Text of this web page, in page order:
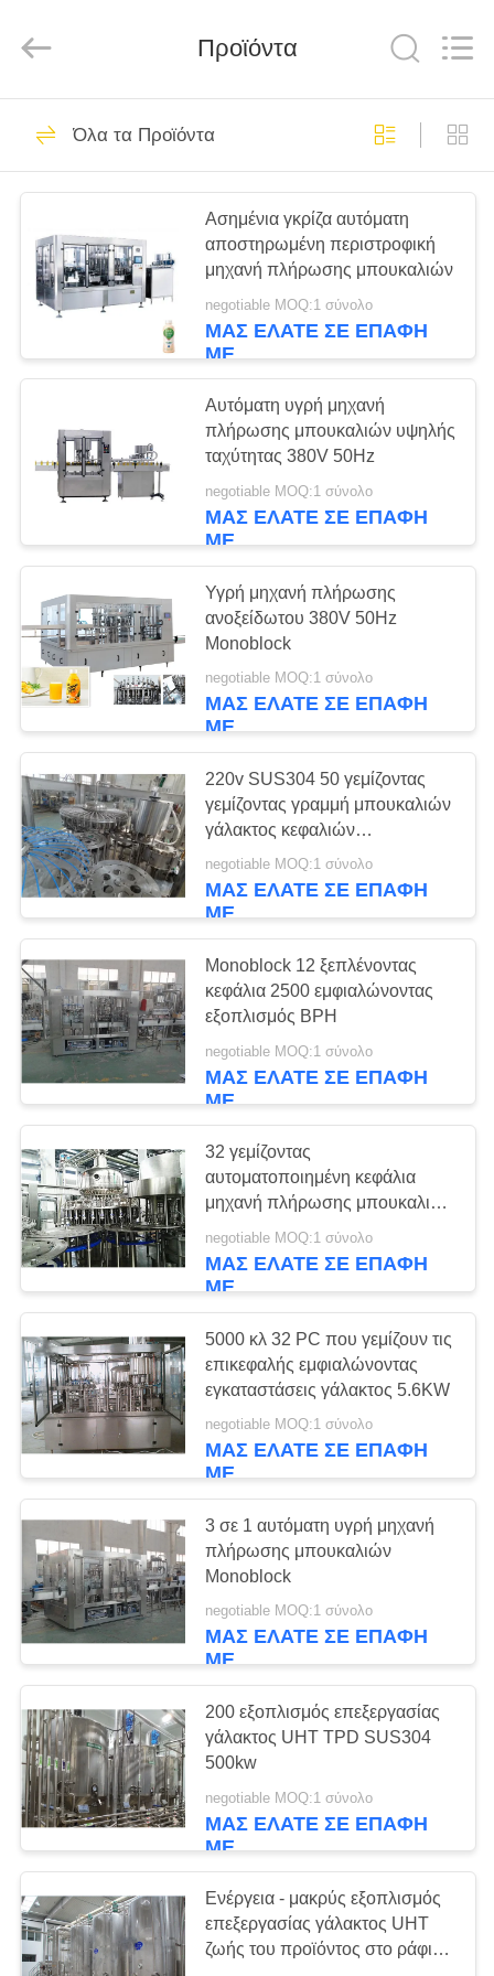
ΣΠΊΤΙ
ΠΡΟΪΌΝΤΑ
ΠΕΡΊΠΟΥ
ΕΜΕΊΣ
ΓΎΡΟΣ
ΕΡΓΟΣΤΑΣΊΩΝ
ΠΟΙΟΤΙΚΌΣ
ΈΛΕΓΧΟΣ
ΜΑΣ
ΕΛΆΤΕ
ΣΕ
ΕΠΑΦΉ
ΜΕ
ΖΗΤΉΣΤΕ
ΈΝΑ
ΑΠΌΣΠΑΣΜΑ
SITEMAP
PRIVACY
POLICY
Management
Services
Γεμίζοντας γραμμή
γάλακτος
Γεμίζοντας γραμμή
γάλακτος
Monoblock
7
Αποστηρωμένη
γεμίζοντας γραμμή
γάλακτος
Περιστροφική
γεμίζοντας γραμμή
μπουκαλιών
γάλακτος
Γραμμή παραγωγής
γάλακτος UHT
Εμφιαλώνοντας
εξοπλισμός
γάλακτος
Εμφιαλώνοντας
εγκαταστάσεις
γάλακτος
monoblock υγρή
μηχανή πλήρωσης
Προϊόντα
Όλα τα Προϊόντα
Ασημένια γκρίζα αυτόματη
αποστηρωμένη περιστροφική
μηχανή πλήρωσης μπουκαλιών
negotiable MOQ:1 σύνολο
ΜΑΣ ΕΛΆΤΕ ΣΕ ΕΠΑΦΉ
ΜΕ
Αυτόματη υγρή μηχανή
πλήρωσης μπουκαλιών υψηλής
ταχύτητας 380V 50Hz
negotiable MOQ:1 σύνολο
ΜΑΣ ΕΛΆΤΕ ΣΕ ΕΠΑΦΉ
ΜΕ
Υγρή μηχανή πλήρωσης
ανοξείδωτου 380V 50Hz
Monoblock
negotiable MOQ:1 σύνολο
ΜΑΣ ΕΛΆΤΕ ΣΕ ΕΠΑΦΉ
ΜΕ
220v SUS304 50 γεμίζοντας
γεμίζοντας γραμμή μπουκαλιών
γάλακτος κεφαλιών
περιστροφική
negotiable MOQ:1 σύνολο
ΜΑΣ ΕΛΆΤΕ ΣΕ ΕΠΑΦΉ
ΜΕ
Monoblock 12 ξεπλένοντας
κεφάλια 2500 εμφιαλώνοντας
εξοπλισμός BPH
negotiable MOQ:1 σύνολο
ΜΑΣ ΕΛΆΤΕ ΣΕ ΕΠΑΦΉ
ΜΕ
32 γεμίζοντας
αυτοματοποιημένη κεφάλια
μηχανή πλήρωσης μπουκαλιών
γάλακτος
negotiable MOQ:1 σύνολο
ΜΑΣ ΕΛΆΤΕ ΣΕ ΕΠΑΦΉ
ΜΕ
5000 κλ 32 PC που γεμίζουν τις
επικεφαλής εμφιαλώνοντας
εγκαταστάσεις γάλακτος 5.6KW
negotiable MOQ:1 σύνολο
ΜΑΣ ΕΛΆΤΕ ΣΕ ΕΠΑΦΉ
ΜΕ
3 σε 1 αυτόματη υγρή μηχανή
πλήρωσης μπουκαλιών
Monoblock
negotiable MOQ:1 σύνολο
ΜΑΣ ΕΛΆΤΕ ΣΕ ΕΠΑΦΉ
ΜΕ
200 εξοπλισμός επεξεργασίας
γάλακτος UHT TPD SUS304
500kw
negotiable MOQ:1 σύνολο
ΜΑΣ ΕΛΆΤΕ ΣΕ ΕΠΑΦΉ
ΜΕ
Ενέργεια - μακρύς εξοπλισμός
επεξεργασίας γάλακτος UHT
ζωής του προϊόντος στο ράφι